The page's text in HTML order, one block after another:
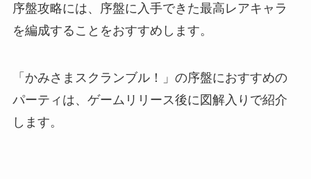
序盤攻略には、序盤に入手できた最高レアキャラ
を編成することをおすすめします。
「かみさまスクランブル！」の序盤におすすめの
パーティは、ゲームリリース後に図解入りで紹介
します。